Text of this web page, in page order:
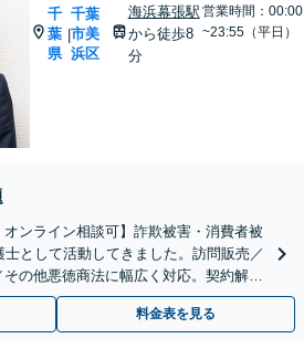
千
葉
県
|
千葉
市美
浜区
海浜幕張駅
から徒歩8
分
営業時間：00:00
~23:55（平日）
オンライン相談可】詐欺被害・消費者被
として活動してきました。訪問販売／
の他悪徳商法に幅広く対応。契約解
。
料金表を見る